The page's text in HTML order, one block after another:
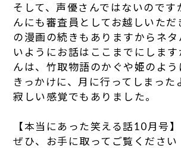
そして、声優さんではないのです
んにも審査員としてお越しいただ
の漫画の続きもありますからネタ
いようにお話はここまでにします
んは、竹取物語のかぐや姫のよう
きっかけに、月に行ってしまった
寂しい感覚でもありました。
【本当にあった笑える話10月号】
ぜひ、お手に取ってご覧ください